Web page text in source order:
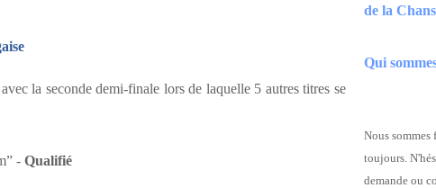
la seconde demi-finale lors de laquelle 5 autres titres se
- Qualifié
de la
Qui
Nous sommes
toujours.
demande ou